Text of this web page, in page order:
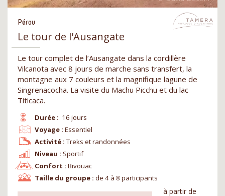
Pérou
Le tour de l'Ausangate
Le tour complet de l’Ausangate dans la cordillère
Vilcanota avec 8 jours de marche sans transfert, la
montagne aux 7 couleurs et la magnifique lagune de
Singrenacocha. La visite du Machu Picchu et du lac
Titicaca.
Durée : 16 jours
Niveau : Sportif
Voyage : Essentiel
Confort : Bivouac
Activité : Treks et randonnées
Taille du groupe : de 4 à 8 participants
à partir de